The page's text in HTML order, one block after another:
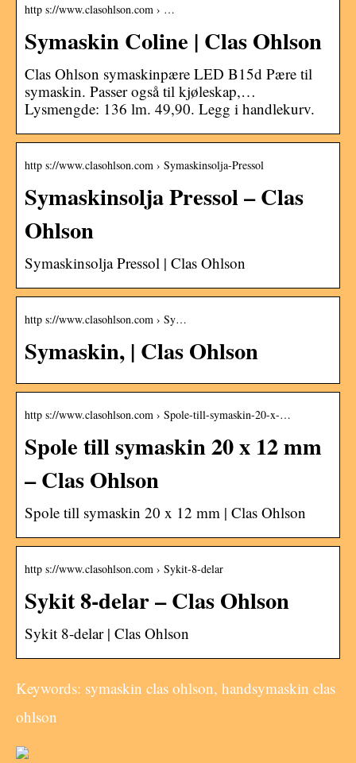
http s://www.clasohlson.com › …
Symaskin Coline | Clas Ohlson
Clas Ohlson symaskinpære LED B15d Pære til
symaskin. Passer også til kjøleskap,…
Lysmengde: 136 lm. 49,90. Legg i handlekurv.
http s://www.clasohlson.com › Symaskinsolja-Pressol
Symaskinsolja Pressol – Clas
Ohlson
Symaskinsolja Pressol | Clas Ohlson
http s://www.clasohlson.com › Sy…
Symaskin, | Clas Ohlson
http s://www.clasohlson.com › Spole-till-symaskin-20-x-…
Spole till symaskin 20 x 12 mm
– Clas Ohlson
Spole till symaskin 20 x 12 mm | Clas Ohlson
http s://www.clasohlson.com › Sykit-8-delar
Sykit 8-delar – Clas Ohlson
Sykit 8-delar | Clas Ohlson
Keywords: symaskin clas ohlson, handsymaskin clas
ohlson